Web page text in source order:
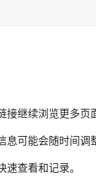
继续浏览更多页
可能会随时间调
查看和记录。